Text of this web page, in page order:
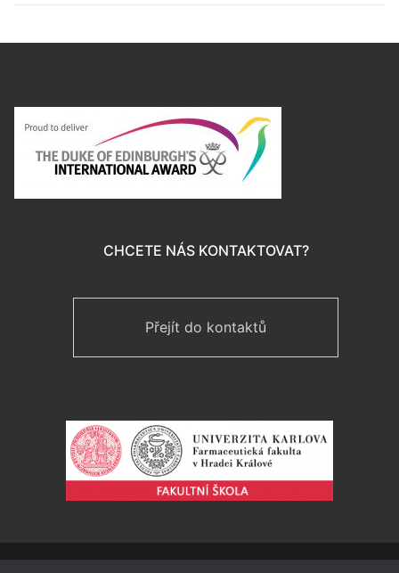
CHCETE NÁS KONTAKTOVAT?
Přejít do kontaktů